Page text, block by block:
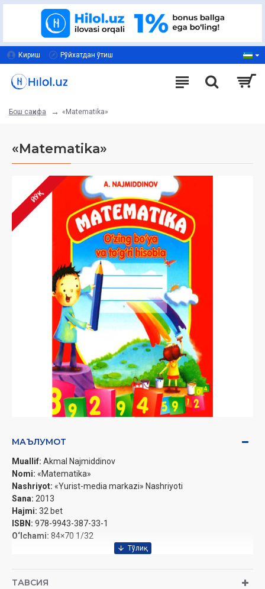
Кириш Рўйхатдан ўтиш
Бош саҳифа «Matematika»
«Matematika»
ЙЎҚ
МАЪЛУМОТ
Muallif: Akmal Najmiddinov
Nomi: «Matematika»
Nashriyot: «Yurist-media markazi» Nashriyoti
Sana: 2013
Hajmi: 32 bet
ISBN: 978-9943-387-33-1
O‘lchami: 84×70 1/32
ТАВСИЯ